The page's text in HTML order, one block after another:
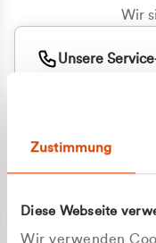
Zustimmung
Diese Webseite
Wir verwenden
Wir
Unsere
+49 177